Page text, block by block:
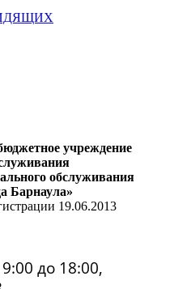
учреждение
обслуживания
Барнаула»
19.06.2013
до 18:00,